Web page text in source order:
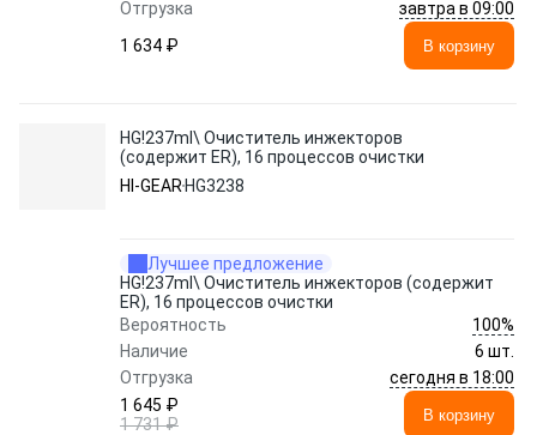
Отгрузка
завтра в 09:00
1 634 ₽
В корзину
HG!237ml\ Очиститель инжекторов
(содержит ER), 16 процессов очистки
HI-GEAR HG3238
Лучшее предложение
HG!237ml\ Очиститель инжекторов (содержит
ER), 16 процессов очистки
Вероятность
100%
Наличие
6 шт.
Отгрузка
сегодня в 18:00
1 645 ₽
1 731 ₽
В корзину